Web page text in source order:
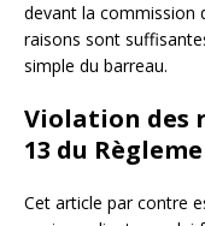
devant la commission
raisons sont
simple du barreau.
Violation des
13 du
Cet article par contre